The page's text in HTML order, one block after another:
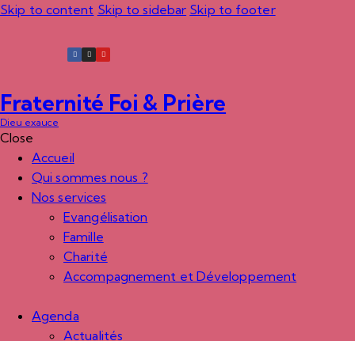
Skip to content Skip to sidebar Skip to footer
Fraternité Foi & Prière
Dieu exauce
Close
Accueil
Qui sommes nous ?
Nos services
Evangélisation
Famille
Charité
Accompagnement et Développement
Agenda
Actualités